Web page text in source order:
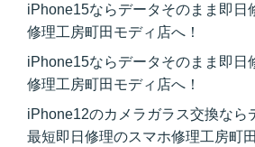
iPhone15ならデータそのまま即日
修理工房町田モディ店へ！
iPhone15ならデータそのまま即日
修理工房町田モディ店へ！
iPhone12のカメラガラス交換なら
最短即日修理のスマホ修理工房町